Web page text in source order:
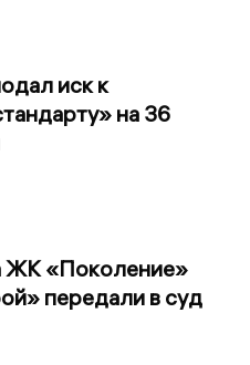
иск к
на 36
ЖК «Поколение»
передали в суд